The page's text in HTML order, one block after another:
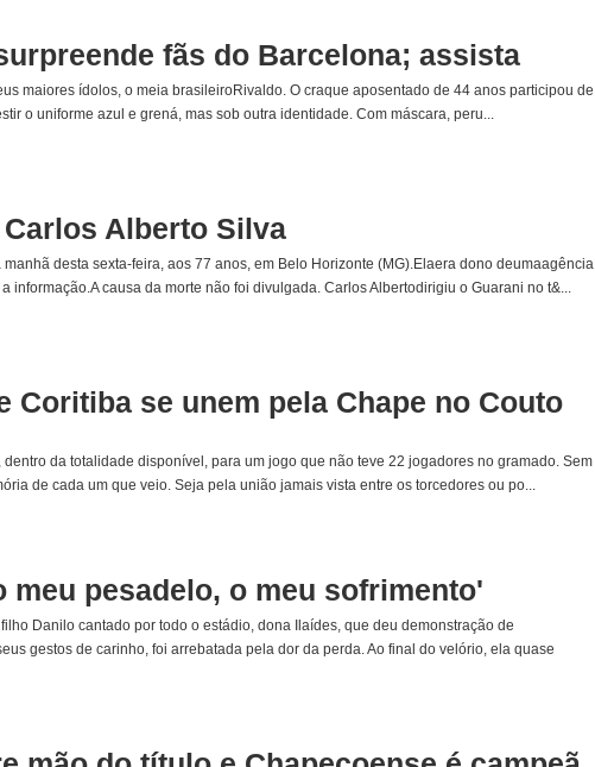
fãs do Barcelona; assista
maiores ídolos, o meia brasileiroRivaldo. O craque aposentado de 44 anos participou de
o uniforme azul e grená, mas sob outra identidade. Com máscara, peru...
Alberto Silva
desta sexta-feira, aos 77 anos, em Belo Horizonte (MG).Elaera dono deumaagência
informação.A causa da morte não foi divulgada. Carlos Albertodirigiu o Guarani no t&...
Coritiba se unem pela Chape no Couto
da totalidade disponível, para um jogo que não teve 22 jogadores no gramado. Sem
de cada um que veio. Seja pela união jamais vista entre os torcedores ou po...
meu pesadelo, o meu sofrimento'
Danilo cantado por todo o estádio, dona Ilaídes, que deu demonstração de
gestos de carinho, foi arrebatada pela dor da perda. Ao final do velório, ela quase